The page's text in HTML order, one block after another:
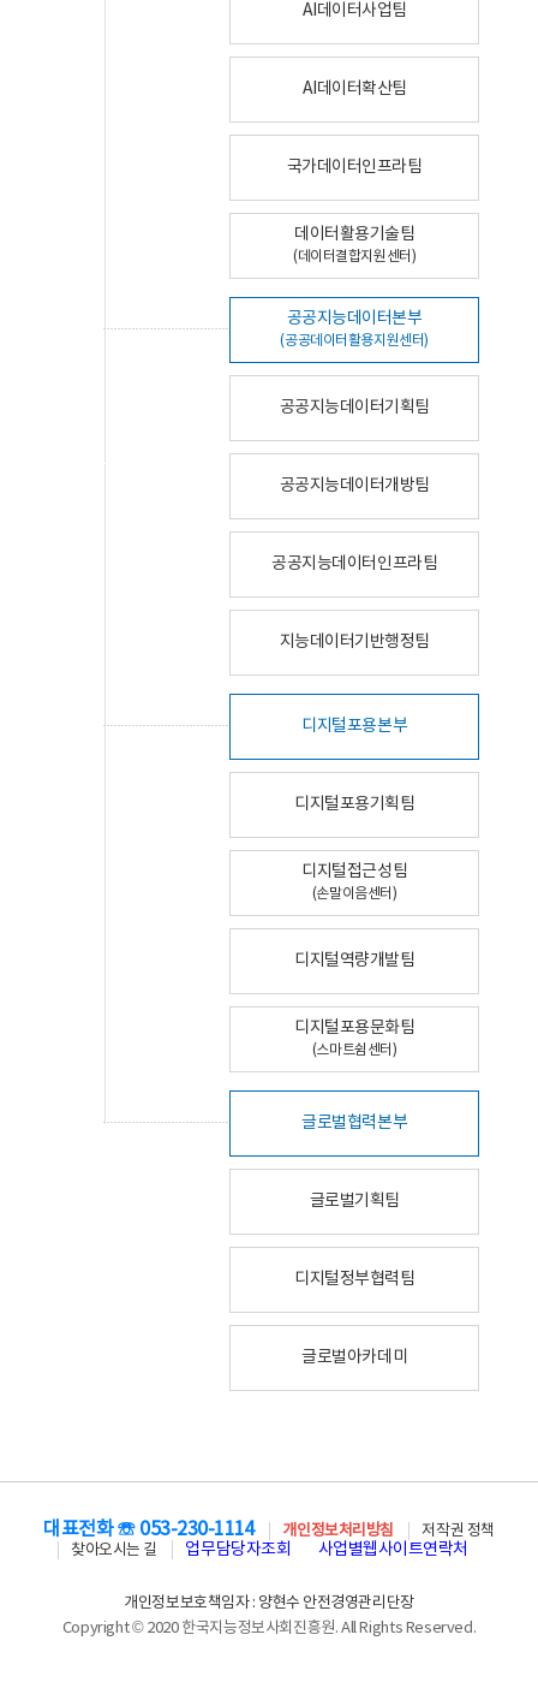
AI데이터사업팀
AI데이터확산팀
국가데이터인프라팀
데이터활용기술팀
(데이터결합지원센터)
공공지능데이터본부
(공공데이터활용지원센터)
공공지능데이터기획팀
공공지능데이터개방팀
공공지능데이터인프라팀
지능데이터기반행정팀
디지털포용본부
디지털포용기획팀
디지털접근성팀
(손말이음센터)
디지털역량개발팀
디지털포용문화팀
(스마트쉼센터)
글로벌협력본부
글로벌기획팀
디지털정부협력팀
글로벌아카데미
대표전화 ☏ 053-230-1114 개인정보처리방침
저작권 정책
찾아오시는 길
업무담당자조회 사업별웹사이트연락처
개인정보보호책임자 : 양현수 안전경영관리단장
Copyright © 2020 한국지능정보사회진흥원. All Rights Reserved.